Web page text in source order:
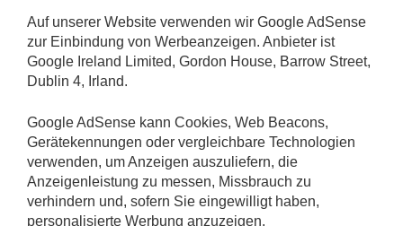
Auf unserer Website verwenden wir Google AdSense
zur Einbindung von Werbeanzeigen. Anbieter ist
Google Ireland Limited, Gordon House, Barrow Street,
Dublin 4, Irland.
Google AdSense kann Cookies, Web Beacons,
Gerätekennungen oder vergleichbare Technologien
verwenden, um Anzeigen auszuliefern, die
Anzeigenleistung zu messen, Missbrauch zu
verhindern und, sofern Sie eingewilligt haben,
personalisierte Werbung anzuzeigen.